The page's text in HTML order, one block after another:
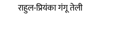
राहुल-प्रियंका गंगू तेली